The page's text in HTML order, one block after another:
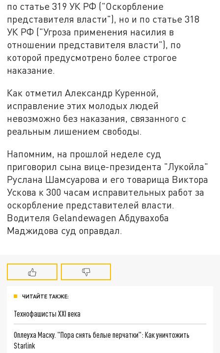
по статье 319 УК РФ ("Оскорбление
представителя власти"), но и по статье 318
УК РФ ("Угроза применения насилия в
отношении представителя власти"), по
которой предусмотрено более строгое
наказание.
Как отметил Александр Куренной,
исправление этих молодых людей
невозможно без наказания, связанного с
реальным лишением свободы.
Напомним, на прошлой неделе суд
приговорил сына вице-президента "Лукойла"
Руслана Шамсуарова и его товарища Виктора
Ускова к 300 часам исправительных работ за
оскорбление представителей власти.
Водителя Gelandewagen Абдувахоба
Маджидова суд оправдал.
ЧИТАЙТЕ ТАКЖЕ:
Технофашисты XXI века
Оплеуха Маску. "Пора снять белые перчатки": Как уничтожить
Starlink